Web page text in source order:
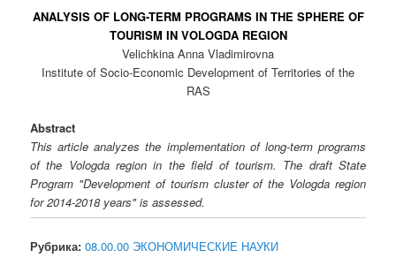
ANALYSIS OF LONG-TERM PROGRAMS IN THE SPHERE OF
TOURISM IN VOLOGDA REGION
Velichkina Anna Vladimirovna
Institute of Socio-Economic Development of Territories of the
RAS
Abstract
This article analyzes the implementation of long-term programs
of the Vologda region in the field of tourism. The draft State
Program "Development of tourism cluster of the Vologda region
for 2014-2018 years" is assessed.
Рубрика: 08.00.00 ЭКОНОМИЧЕСКИЕ НАУКИ